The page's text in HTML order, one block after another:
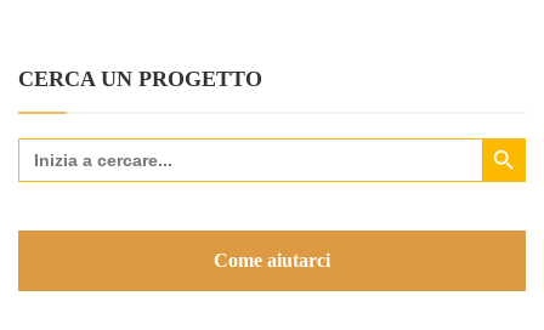
CERCA UN PROGETTO
Search
for:
Search Button
Come aiutarci